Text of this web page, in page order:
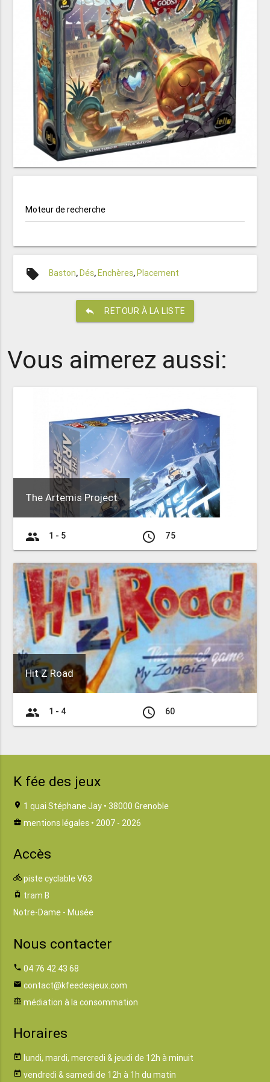
Moteur de recherche
local_offer Baston, Dés, Enchères, Placement
reply RETOUR À LA LISTE
Vous aimerez aussi:
The Artemis Project
group 1 - 5 access_time 75
Hit Z Road
group 1 - 4 access_time 60
K fée des jeux
location_on 1 quai Stéphane Jay • 38000 Grenoble
business_center mentions légales • 2007 - 2026
Accès
directions_bike piste cyclable V63
tram tram B
Notre-Dame - Musée
Nous contacter
phone 04 76 42 43 68
email contact@kfeedesjeux.com
balance médiation à la consommation
Horaires
today lundi, mardi, mercredi & jeudi de 12h à minuit
today vendredi & samedi de 12h à 1h du matin